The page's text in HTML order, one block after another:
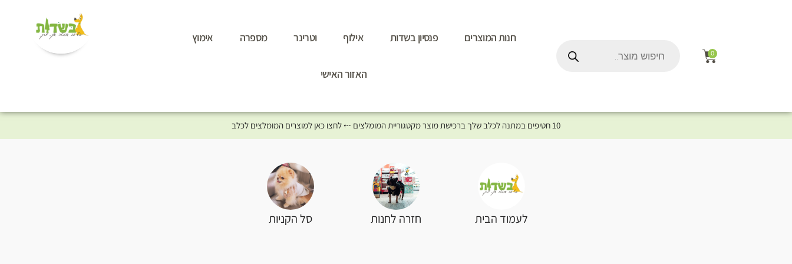
0
חנות המוצרים פנסיון בשדות אילוף וטרינר מספרה אימוץ
האזור האישי
10 חטיפים במתנה לכלב שלך ברכישת מוצר מקטגוריית המומלצים ⤎ לחצו כאן למוצרים המומלצים לכלב
לעמוד הבית חזרה לחנות סל הקניות